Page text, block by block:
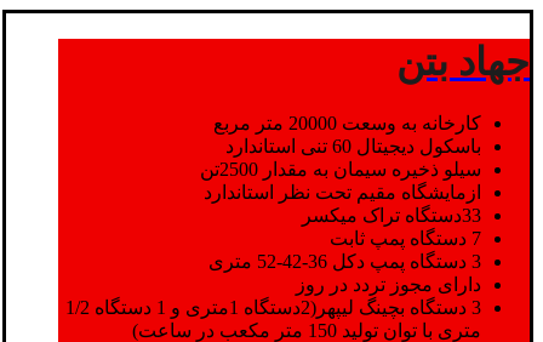
جهاد بتن
کارخانه به وسعت 20000 متر مربع
باسکول دیجیتال 60 تنی استاندارد
سیلو ذخیره سیمان به مقدار 2500تن
ازمایشگاه مقیم تحت نظر استاندارد
33دستگاه تراک میکسر
7 دستگاه پمپ ثابت
3 دستگاه پمپ دکل 36-42-52 متری
دارای مجوز تردد در روز
3 دستگاه بچینگ لیپهر(2دستگاه 1متری و 1 دستگاه 1/2
متری با توان تولید 150 متر مکعب در ساعت)